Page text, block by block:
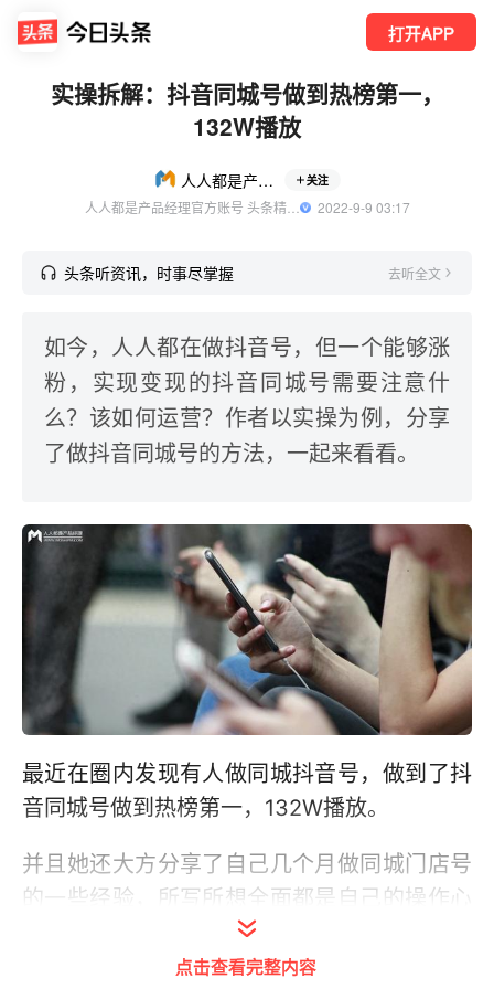
打开APP
实操拆解：抖音同城号做到热榜第一，
132W播放
人人都是产品经理 关注
人人都是产品经理官方账号 头条精选作者
  2022-9-9 03:17
头条听资讯，时事尽掌握 去听全文
如今，人人都在做抖音号，但一个能够涨
粉，实现变现的抖音同城号需要注意什
么？该如何运营？作者以实操为例，分享
了做抖音同城号的方法，一起来看看。
最近在圈内发现有人做同城抖音号，做到了抖
音同城号做到热榜第一，132W播放。
并且她还大方分享了自己几个月做同城门店号
的一些经验，所写所想全面都是自己的操作心
得，使我受益匪浅，今天懂事长也在此分享给
小伙伴们，想要拥抱短视频的小伙伴，一定要
点击查看完整内容